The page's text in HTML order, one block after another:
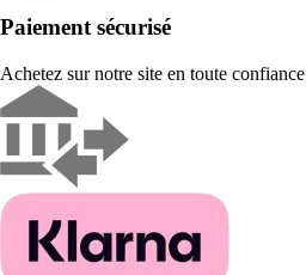
Paiement sécurisé
Achetez sur notre site en toute confiance